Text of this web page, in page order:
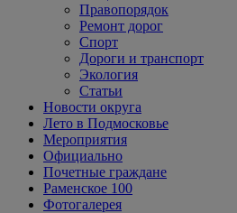
Правопорядок
Ремонт дорог
Спорт
Дороги и транспорт
Экология
Статьи
Новости округа
Лето в Подмосковье
Мероприятия
Официально
Почетные граждане
Раменское 100
Фотогалерея